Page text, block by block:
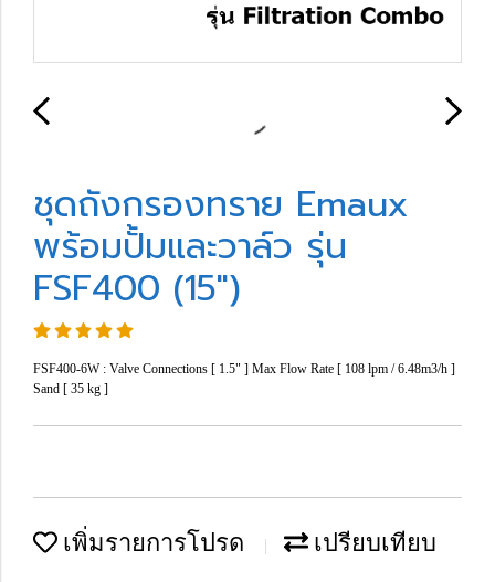
ชุดถังกรองทราย Emaux
พร้อมปั้มและวาล์ว รุ่น
FSF400 (15")
FSF400-6W : Valve Connections [ 1.5" ] Max Flow Rate [ 108 lpm / 6.48m3/h ]
Sand [ 35 kg ]
เพิ่มรายการโปรด เปรียบเทียบ